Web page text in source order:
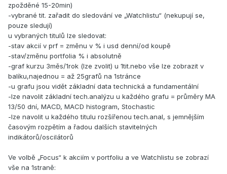
zpožděné 15-20min)
-vybrané tit. zařadit do sledování ve „Watchlistu“ (nekupují se,
pouze sledují)
u vybraných titulů lze sledovat:
-stav akcií v prf = změnu v % i usd denní/od koupě
-stav/změnu portfolia % i absolutně
-graf kurzu 3měs/1rok (lze zvolit) u 1tit.nebo vše lze zobrazit v
balíku,najednou = až 25grafů na 1stránce
-u grafu jsou vidět základní data technická a fundamentální
-lze navolit základní tech.analýzu u každého grafu = průměry MA
13/50 dní, MACD, MACD histogram, Stochastic
-lze navolit u každého titulu rozšířenou tech.anal, s jemnějším
časovým rozpětím a řadou dalších stavitelných
indikátorů/oscilátorů
Ve volbě „Focus“ k akciím v portfoliu a ve Watchlistu se zobrazí
vše na 1straně: